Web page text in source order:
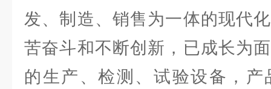
发、制造、销售为一体的现代
苦奋斗和不断创新，已成长为
的生产、检测、试验设备，